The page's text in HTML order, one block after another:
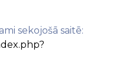
sekojošā saitē: